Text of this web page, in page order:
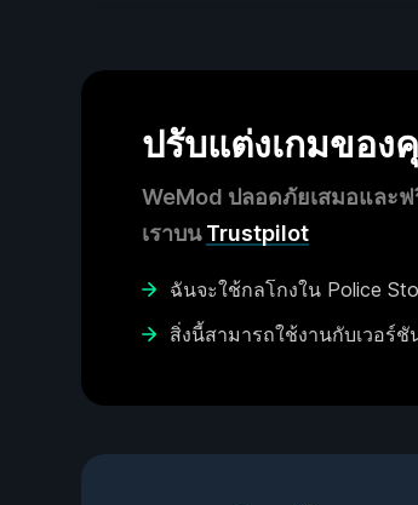
ปรับแต่งเกมขอ
WeMod ปลอดภัยเสมอและฟ
เราบนTrustpilot
ฉันจะใช้กลโกงใน Police
สิ่งนี้สามารถใช้งานกับเวอร์